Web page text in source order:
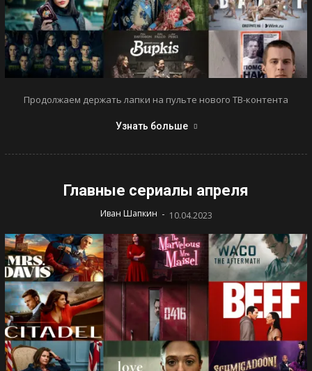
Продолжаем держать лапки на пульте нового ТВ-контента
Узнать больше
Главные сериалы апреля
Иван Шапкин - 10.04.2023